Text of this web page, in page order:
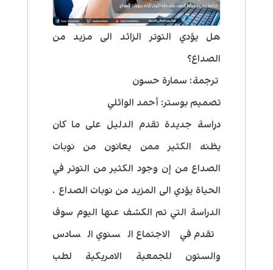
هل يؤدي التوتر الزائد الى مزيد من
الصداع؟
ترجمة: سمارة حسون
تصميم بوستر: أحمد الوائلي
دراسة جديدة تقدم الدليل على ما كان
يظنه الكثير ممن يعانون من نوبات
الصداع من إن وجود الكثير من التوتر في
الحياة يؤدي الى المزيد من نوبات الصداع .
الدراسة التي تم الكشف عنها اليوم سوف
تقدم في الاجتماع السنوي السادس
والستون للجمعية الامريكية لطب